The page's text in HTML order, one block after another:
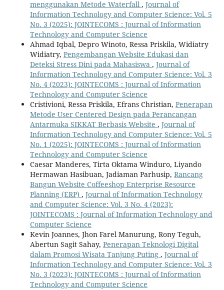
menggunakan Metode Waterfall , Journal of
Information Technology and Computer Science: Vol. 5
No. 3 (2025): JOINTECOMS : Journal of Information
Technology and Computer Science
Ahmad Iqbal, Depro Winoto, Ressa Priskila, Widiatry
Widiatry, Pengembangan Website Edukasi dan
Deteksi Stress Dini pada Mahasiswa , Journal of
Information Technology and Computer Science: Vol. 3
No. 4 (2023): JOINTECOMS : Journal of Information
Technology and Computer Science
Cristivioni, Ressa Priskila, Efrans Christian, Penerapan
Metode User Centered Design pada Perancangan
Antarmuka SIKKAT Berbasis Website , Journal of
Information Technology and Computer Science: Vol. 5
No. 1 (2025): JOINTECOMS : Journal of Information
Technology and Computer Science
Caesar Manderes, Tirta Oktama Winduro, Liyando
Hermawan Hasibuan, Jadiaman Parhusip, Rancang
Bangun Website Coffeeshop Enterprise Resource
Planning (ERP) , Journal of Information Technology
and Computer Science: Vol. 3 No. 4 (2023):
JOINTECOMS : Journal of Information Technology and
Computer Science
Kevin Joannes, Jhon Farel Manurung, Rony Teguh,
Abertun Sagit Sahay, Penerapan Teknologi Digital
dalam Promosi Wisata Tanjung Puting , Journal of
Information Technology and Computer Science: Vol. 3
No. 3 (2023): JOINTECOMS : Journal of Information
Technology and Computer Science